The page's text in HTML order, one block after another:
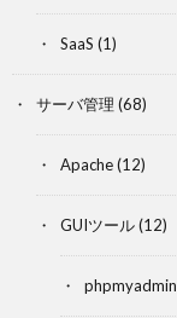
SaaS (1)
サーバ管理 (68)
Apache(12)
GUIツール(12)
phpmyadmin